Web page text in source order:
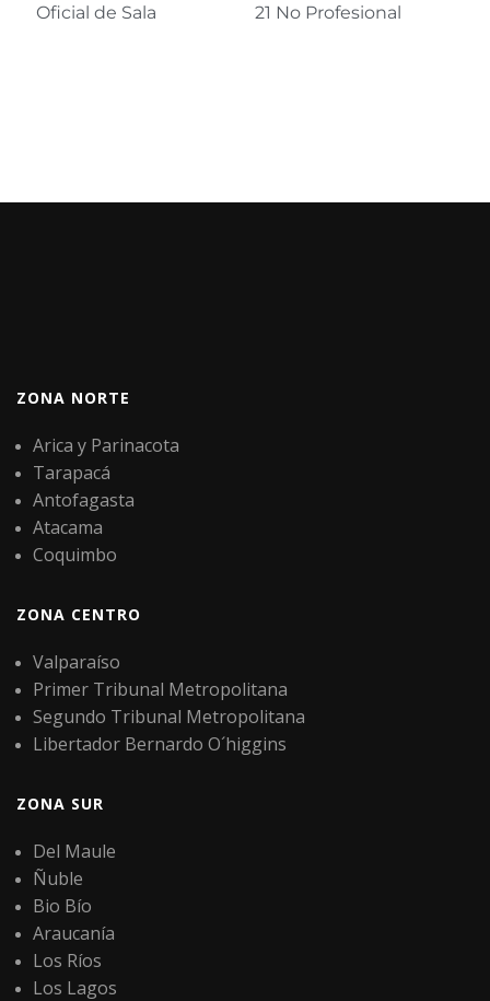
Oficial de Sala 21 No Profesional
ZONA NORTE
Arica y Parinacota
Tarapacá
Antofagasta
Atacama
Coquimbo
ZONA CENTRO
Valparaíso
Primer Tribunal Metropolitana
Segundo Tribunal Metropolitana
Libertador Bernardo O´higgins
ZONA SUR
Del Maule
Ñuble
Bio Bío
Araucanía
Los Ríos
Los Lagos